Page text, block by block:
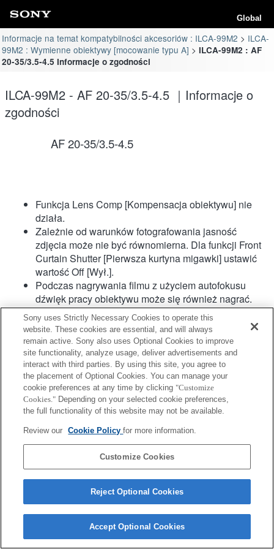
Global
Informacje na temat kompatybilności akcesoriów : ILCA-99M2
ILCA-
99M2 : Wymienne obiektywy [mocowanie typu A]
ILCA-99M2 : AF
20-35/3.5-4.5 Informacje o zgodności
ILCA-99M2 - AF 20-35/3.5-4.5 ｜Informacje o
zgodności
AF 20-35/3.5-4.5
Funkcja Lens Comp [Kompensacja obiektywu] nie
działa.
Zależnie od warunków fotografowania jasność
zdjęcia może nie być równomierna. Dla funkcji Front
Curtain Shutter [Pierwsza kurtyna migawki] ustawić
wartość Off [Wył.].
Podczas nagrywania filmu z użyciem autofokusu
dźwięk pracy obiektywu może się również nagrać.
Kompensacja drgań jest dostępna w przypadku 3
osi (tzw. kąty RPY) za pomocą funkcji SteadyShot
INSIDE.
Specjalny czujnik punktów AF z detekcją fazy działa
tylko w przypadku 61 punktów.
Hybrydowy AF z detekcją fazy nie jest obsługiwany.
Terms of Use Contact Us
Sony uses Strictly Necessary Cookies to operate this
website. These cookies are essential, and will always
remain active. Sony also uses Optional Cookies to improve
site functionality, analyze usage, deliver advertisements and
interact with third parties. By using this site, you agree to
the placement of Optional Cookies. You can manage your
cookie preferences at any time by clicking "Customize
Cookies." Depending on your selected cookie preferences,
the full functionality of this website may not be available.
Review our Cookie Policyfor more information.
Customize Cookies
Reject Optional Cookies
Accept Optional Cookies